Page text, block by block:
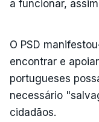
a funcionar,
100
ESTE
MOMENTO
O PSD
encontrar e
portugueses
necessário
cidadãos.